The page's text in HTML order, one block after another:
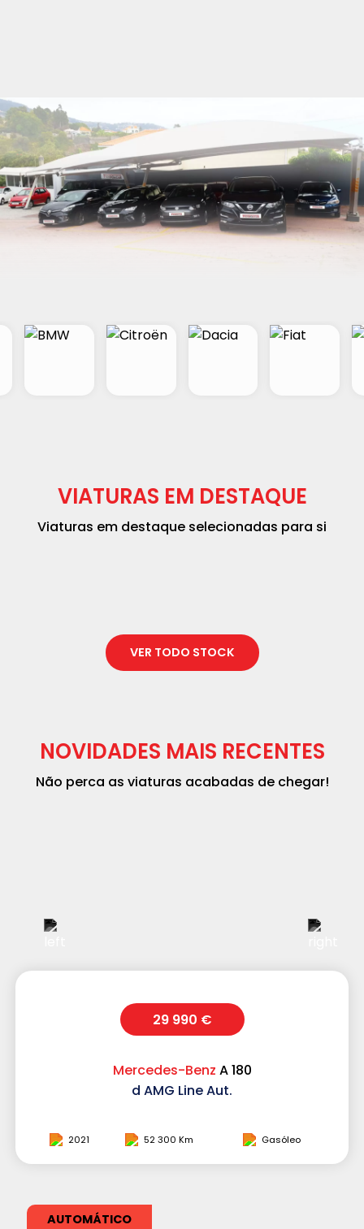
VIATURAS EM DESTAQUE
Viaturas em destaque selecionadas para si
VER TODO STOCK
NOVIDADES MAIS RECENTES
Não perca as viaturas acabadas de chegar!
29 990 €
Mercedes-Benz A 180
d AMG Line Aut.
2021 52 300 Km Gasóleo
AUTOMÁTICO